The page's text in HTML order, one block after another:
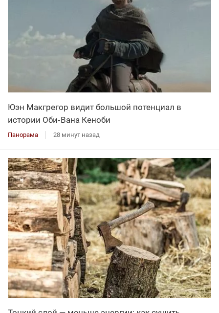
Юэн Макгрегор видит большой потенциал в
истории Оби‑Вана Кеноби
Панорама 28 минут назад